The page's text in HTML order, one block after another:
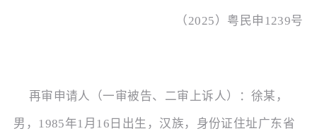
（2025）粤民申1239号
再审申请人（一审被告、二审上诉人）：徐某，
男， 1985年1月16日出生，汉族，身份证住址广东省